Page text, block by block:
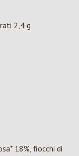
2,4 g
18%, fiocchi di